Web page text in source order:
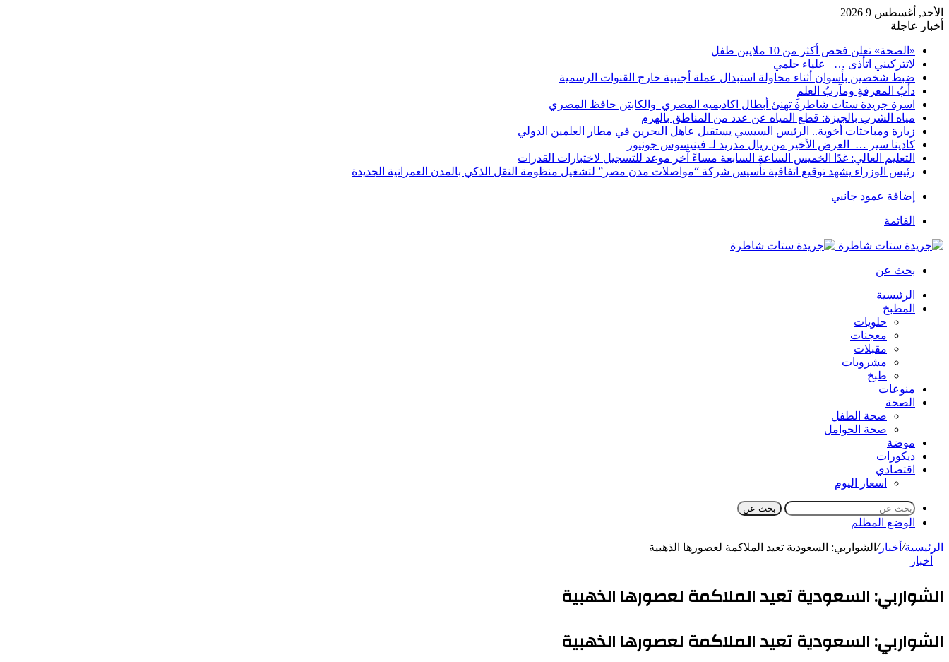
الأحد, أغسطس 9 2026
أخبار عاجلة
«الصحة» تعلن فحص أكثر من 10 ملايين طفل
لاتتركيني اتأذى … علياء حلمي
ضبط شخصين بأسوان أثناء محاولة استبدال عملة أجنبية خارج القنوات الرسمية
دأبُ المعرفةِ ومآربُ العلمِ
اسرة جريدة ستات شاطرة تهنئ أبطال اكاديميه المصري والكابتن حافظ المصري
مياه الشرب بالجيزة: قطع المياه عن عدد من المناطق بالهرم
زيارة ومباحثات أخوية.. الرئيس السيسي يستقبل عاهل البحرين في مطار العلمين الدولي
كادينا سير … العرض الأخير من ريال مدريد لـ فينيسوس جونيور
التعليم العالي: غدًا الخميس الساعة السابعة مساءً آخر موعد للتسجيل لاختبارات القدرات
رئيس الوزراء يشهد توقيع اتفاقية تأسيس شركة “مواصلات مدن مصر” لتشغيل منظومة النقل الذكي بالمدن العمرانية الجديدة
إضافة عمود جانبي
القائمة
بحث عن
الرئيسية
المطبخ
حلويات
معجنات
مقبلات
مشروبات
طبخ
منوعات
الصحة
صحة الطفل
صحة الحوامل
موضة
ديكورات
اقتصادي
اسعار اليوم
بحث عن
الوضع المظلم
الرئيسية/ أخبار/ الشواربي: السعودية تعيد الملاكمة لعصورها الذهبية
أخبار
الشواربي: السعودية تعيد الملاكمة لعصورها الذهبية
الشواربي: السعودية تعيد الملاكمة لعصورها الذهبية